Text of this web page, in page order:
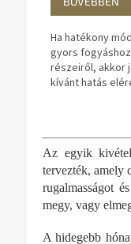
Ha hatékony
gyors
részeiről, akkor
kívánt hatás
Az egyik
tervezték, amely
rugalmasságot
megy, vagy
A hidegebb